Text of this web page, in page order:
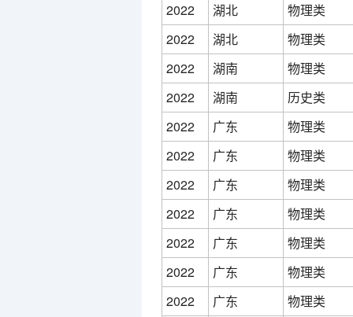
2022
湖北
物理类
2022
湖北
物理类
2022
湖南
物理类
2022
湖南
历史类
2022
广东
物理类
2022
广东
物理类
2022
广东
物理类
2022
广东
物理类
2022
广东
物理类
2022
广东
物理类
2022
广东
物理类